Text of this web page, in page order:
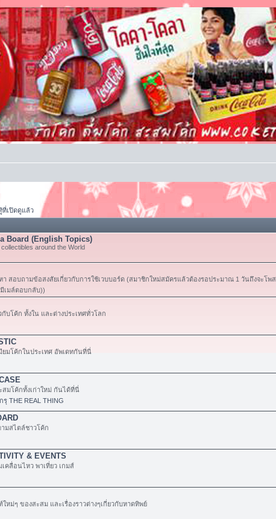
ที่เปิดดูแล้ว
Board (English Topics)
around the World
สอบถามข้อสงสัยเกี่ยวกับการใช้เวบบอร์ด (สมาชิกใหม่สมัครแล้วต้องรอประมาณ 1 วันถึงจะโพส
เมล์ตอบกลับ))
กับโค้ก ทั้งใน และต่างประเทศทั่วโลก
ยมโค้กในประเทศ อัพเดทกันที่นี่
สมโค้กทั้งเก่าใหม่ กันได้ที่นี่
รุ THE REAL THING
มสไตล์ชาวโค้ก
& EVENTS
คลื่อนไหว พาเที่ยว เกมส์
หม่ๆ ของสะสม และเรื่องราวต่างๆเกี่ยวกับหาดทิพย์